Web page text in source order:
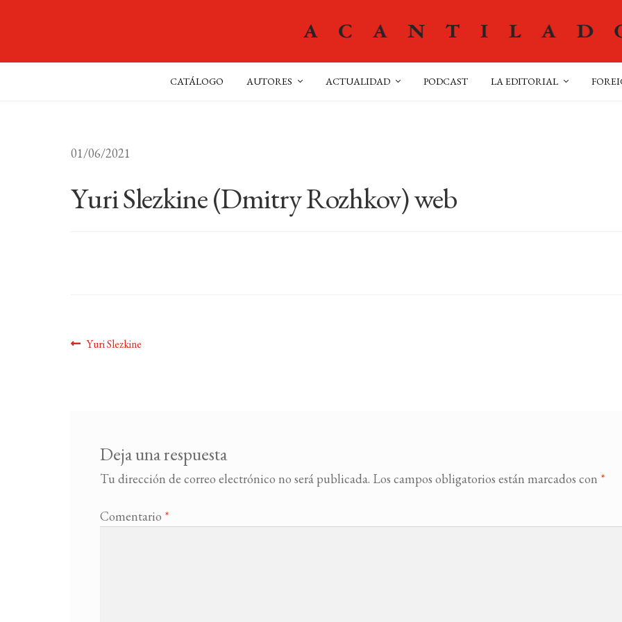
CATÁLOGO AUTORES ACTUALIDAD PODCAST LA EDITORIAL
01/06/2021
Yuri Slezkine (Dmitry Rozhkov) web
Navegación
Anterior:
Yuri Slezkine
Deja una respuesta
Tu dirección de correo electrónico no será publicada. Los campos obligatorios están marcados con *
Comentario *